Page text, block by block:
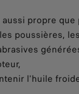
propre que
poussières,
l'huile